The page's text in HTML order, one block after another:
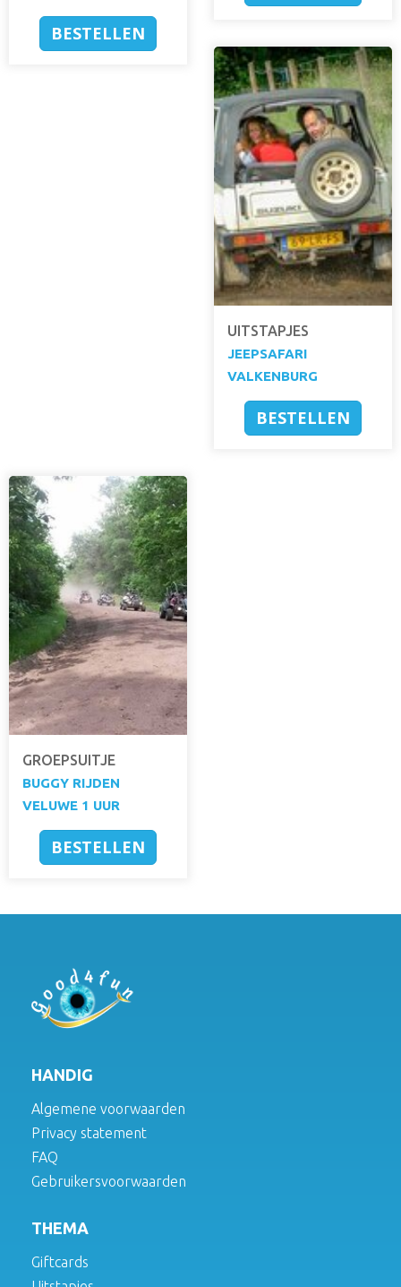
BESTELLEN
UITSTAPJES
JEEPSAFARI
VALKENBURG
BESTELLEN
GROEPSUITJE
BUGGY RIJDEN
VELUWE 1 UUR
BESTELLEN
HANDIG
Algemene voorwaarden
Privacy statement
FAQ
Gebruikersvoorwaarden
THEMA
Giftcards